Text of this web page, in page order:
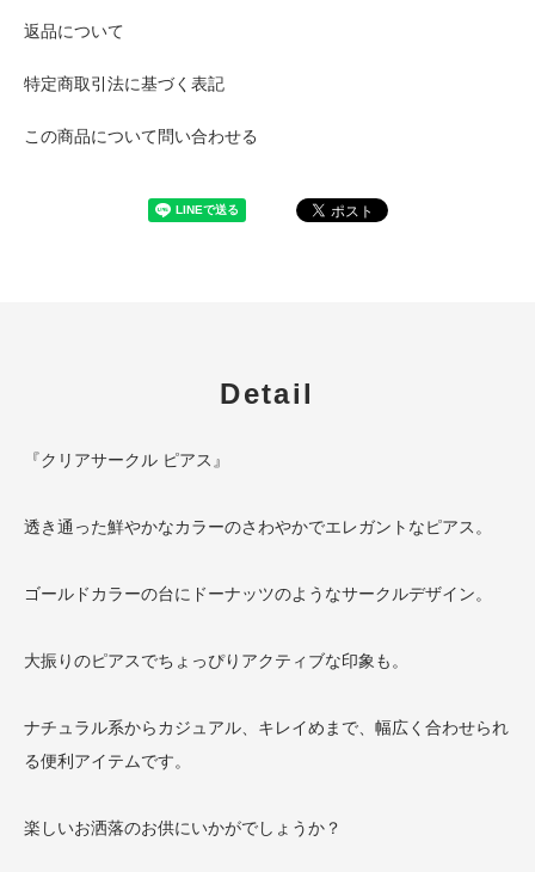
返品について
特定商取引法に基づく表記
この商品について問い合わせる
Detail
『クリアサークル ピアス』
透き通った鮮やかなカラーのさわやかでエレガントなピアス。
ゴールドカラーの台にドーナッツのようなサークルデザイン。
大振りのピアスでちょっぴりアクティブな印象も。
ナチュラル系からカジュアル、キレイめまで、幅広く合わせられ
る便利アイテムです。
楽しいお洒落のお供にいかがでしょうか？